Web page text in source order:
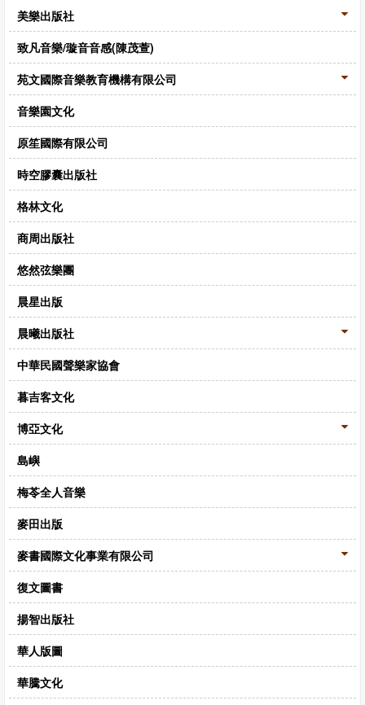
美樂出版社
致凡音樂/璇音音感(陳茂萱)
苑文國際音樂教育機構有限公司
音樂園文化
原笙國際有限公司
時空膠囊出版社
格林文化
商周出版社
悠然弦樂團
晨星出版
晨曦出版社
中華民國聲樂家協會
暮吉客文化
博亞文化
島嶼
梅苓全人音樂
麥田出版
麥書國際文化事業有限公司
復文圖書
揚智出版社
華人版圖
華騰文化